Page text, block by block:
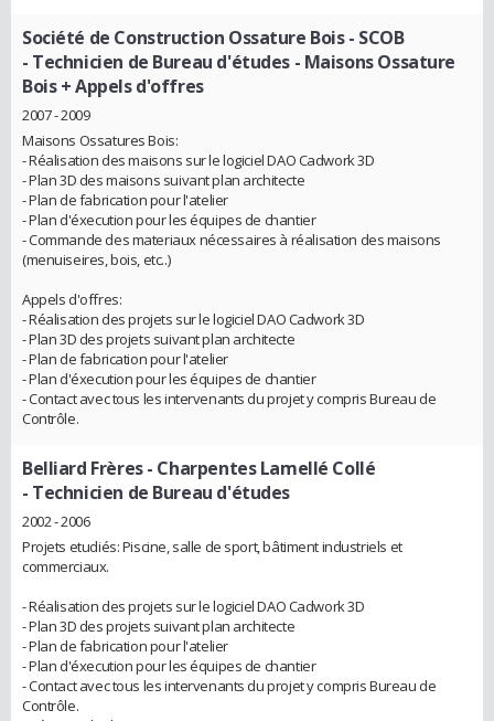
Société de Construction Ossature Bois - SCOB
- Technicien de Bureau d'études - Maisons Ossature
Bois + Appels d'offres
2007 - 2009
Maisons Ossatures Bois:
- Réalisation des maisons sur le logiciel DAO Cadwork 3D
- Plan 3D des maisons suivant plan architecte
- Plan de fabrication pour l'atelier
- Plan d'éxecution pour les équipes de chantier
- Commande des materiaux nécessaires à réalisation des maisons
(menuiseires, bois, etc..)
Appels d'offres:
- Réalisation des projets sur le logiciel DAO Cadwork 3D
- Plan 3D des projets suivant plan architecte
- Plan de fabrication pour l'atelier
- Plan d'éxecution pour les équipes de chantier
- Contact avec tous les intervenants du projet y compris Bureau de
Contrôle.
Belliard Frères - Charpentes Lamellé Collé
- Technicien de Bureau d'études
2002 - 2006
Projets etudiés: Piscine, salle de sport, bâtiment industriels et
commerciaux.
- Réalisation des projets sur le logiciel DAO Cadwork 3D
- Plan 3D des projets suivant plan architecte
- Plan de fabrication pour l'atelier
- Plan d'éxecution pour les équipes de chantier
- Contact avec tous les intervenants du projet y compris Bureau de
Contrôle.